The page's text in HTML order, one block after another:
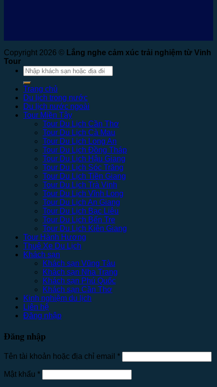
Copyright 2026 © Lắng nghe cảm xúc trải nghiệm từ Vinh
Tour
Tìm
kiếm:
Trang chủ
Du lịch trong nước
Du lịch nước ngoài
Tour Miền Tây
Tour Du Lịch Cần Thơ
Tour Du Lịch Cà Mau
Tour Du Lịch Long An
Tour Du Lịch Đồng Tháp
Tour Du Lịch Hậu Giang
Tour Du Lịch Sóc Trăng
Tour Du Lịch Tiền Giang
Tour Du Lịch Trà Vinh
Tour Du Lịch Vĩnh Long
Tour Du Lịch An Giang
Tour Du Lịch Bạc Liêu
Tour Du Lịch Bến Tre
Tour Du Lịch Kiên Giang
Tour Hành Hương
Thuê Xe Du Lịch
Khách sạn
Khách sạn Vũng Tàu
Khách sạn Nha Trang
Khách sạn Phú Quốc
Khách sạn Cần Thơ
Kinh nghiệm du lịch
Liên hệ
Đăng nhập
Đăng nhập
Tên tài khoản hoặc địa chỉ email *
Mật khẩu *